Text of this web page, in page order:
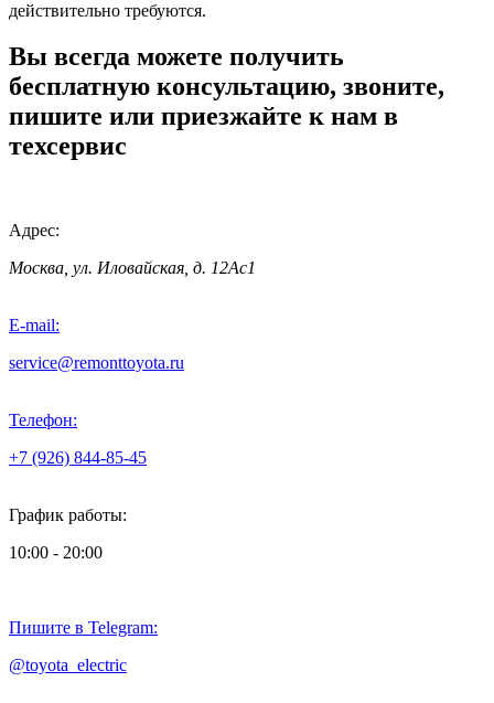
действительно требуются.
Вы всегда можете получить
бесплатную консультацию, звоните,
пишите или приезжайте к нам в
техсервис
Адрес:
Москва, ул. Иловайская, д. 12Ас1
E-mail:
service@remonttoyota.ru
Телефон:
+7 (926) 844-85-45
График работы:
10:00 - 20:00
Пишите в Telegram:
@toyota_electric